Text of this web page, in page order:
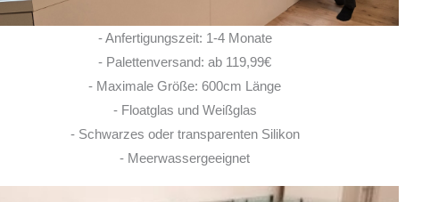
GREGOR Z.
29. MAI 2026
- Anfertigungszeit: 1-4 Monate
- Palettenversand: ab 119,99€
- Maximale Größe: 600cm Länge
- Floatglas und Weißglas
- Schwarzes oder transparenten Silikon
- Meerwassergeeignet